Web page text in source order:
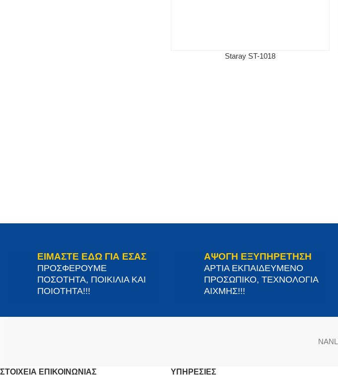
Staray ST-1018
ΕΙΜΑΣΤΕ ΕΔΩ ΓΙΑ ΕΣΑΣ
ΠΡΟΣΦΕΡΟΥΜΕ
ΠΟΣΟΤΗΤΑ, ΠΟΙΚΙΛΙΑ ΚΑΙ
ΠΟΙΟΤΗΤΑ!!!
ΑΨΟΓΗ ΕΞΥΠΗΡΕΤΗΣΗ
ΑΡΤΙΑ ΕΚΠΑΙΔΕΥΜΕΝΟ
ΠΡΟΣΩΠΙΚΟ, ΤΕΧΝΟΛΟΓΙΑ
ΑΙΧΜΗΣ!!!
ΣΤΟΙΧΕΊΑ ΕΠΙΚΟΙΝΩΝΊΑΣ ΥΠΗΡΕΣΙΕΣ